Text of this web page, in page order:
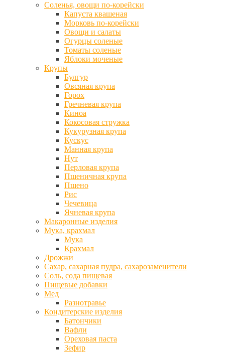
Соленья, овощи по-корейски
Капуста квашеная
Морковь по-корейски
Овощи и салаты
Огурцы соленые
Томаты соленые
Яблоки моченые
Крупы
Булгур
Овсяная крупа
Горох
Гречневая крупа
Киноа
Кокосовая стружка
Кукурузная крупа
Кускус
Манная крупа
Нут
Перловая крупа
Пшеничная крупа
Пшено
Рис
Чечевица
Ячневая крупа
Макаронные изделия
Мука, крахмал
Мука
Крахмал
Дрожжи
Сахар, сахарная пудра, сахарозаменители
Соль, сода пищевая
Пищевые добавки
Мед
Разнотравье
Кондитерские изделия
Батончики
Вафли
Ореховая паста
Зефир